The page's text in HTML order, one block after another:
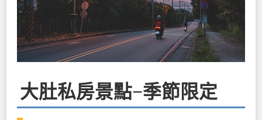
大肚私房景點−季節限定